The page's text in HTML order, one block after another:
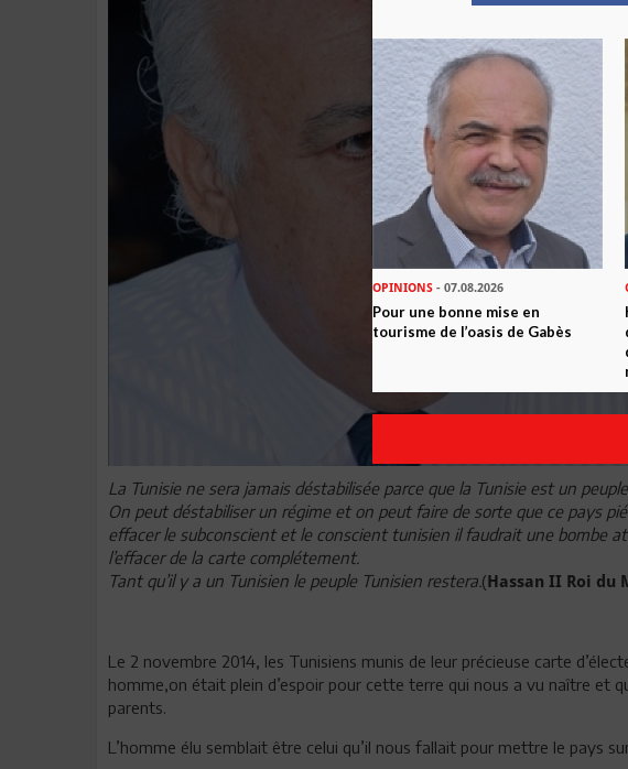
La Tunisie ne sera jamais déstabilisée parce que la Tunisie est un peuple.
On peut déstabiliser un régime et on peut faire de sorte que ce pays
effacer le subconscient et le conscient tunisien il faudrait une bombe
l’effacer de la carte complétement.
Tant qu’il y a un Tunisien le peuple Tunisien restera. (Hassan II Roi du
Le 2 novembre 2014, les Tunisiens munis de leur précieuse carte
homme,on était plein d’espoir pour cette terre qui nous a vu naître et
parents.
L’homme élu semblait être celui qu’il nous fallait pour mettre le pays
OPINIONS - 07.08.2026
Pour une bonne mise en
tourisme de l’oasis de Gabès